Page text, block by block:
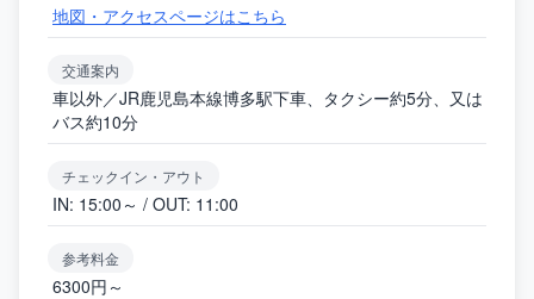
地図・アクセスページはこちら
交通案内
車以外／JR鹿児島本線博多駅下車、タクシー約5分、又は
バス約10分
チェックイン・アウト
IN: 15:00～ / OUT: 11:00
参考料金
6300円～